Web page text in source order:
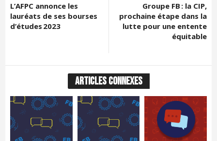
L’AFPC annonce les
lauréats de ses bourses
d’études 2023
Groupe FB : la CIP,
prochaine étape dans la
lutte pour une entente
équitable
ARTICLES CONNEXES